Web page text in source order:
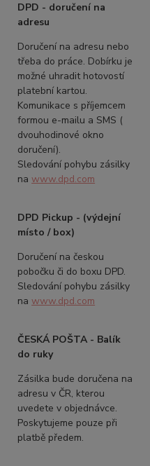
DPD - doručení na
adresu
Doručení na adresu nebo
třeba do práce. Dobírku je
možné uhradit hotovostí
platební kartou.
Komunikace s příjemcem
formou e-mailu a SMS (
dvouhodinové okno
doručení).
Sledování pohybu zásilky
nawww.dpd.com
DPD Pickup - (výdejní
místo / box)
Doručení na českou
pobočku či do boxu DPD.
Sledování pohybu zásilky
nawww.dpd.com
ČESKÁ POŠTA - Balík
do ruky
Zásilka bude doručena na
adresu v ČR, kterou
uvedete v objednávce.
Poskytujeme pouze při
platbě předem.